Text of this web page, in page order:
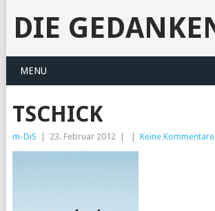
DIE
MENU
TSCHICK
m-DiS 23. Februar 2012 Keine Kommentare